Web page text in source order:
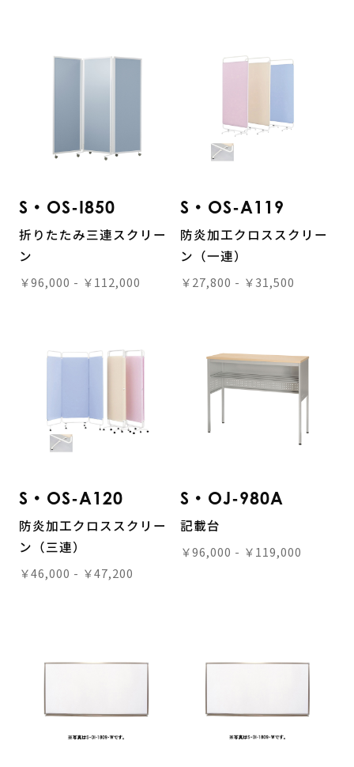
S・OS-I850
折りたたみ三連スクリー
ン
￥96,000 - ￥112,000
S・OS-A119
防炎加工クロススクリー
ン（一連）
￥27,800 - ￥31,500
S・OS-A120
防炎加工クロススクリー
ン（三連）
￥46,000 - ￥47,200
S・OJ-980A
記載台
￥96,000 - ￥119,000